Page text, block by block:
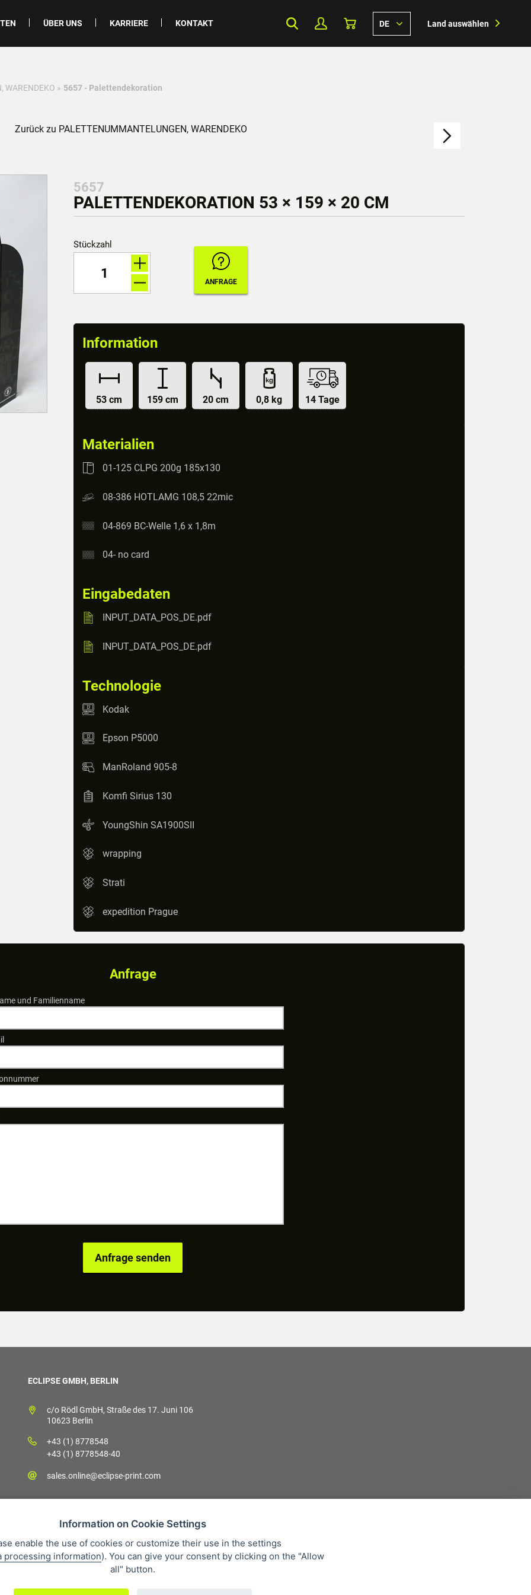
ÜBER UNS KARRIERE KONTAKT DE Land auswählen
WARENDEKO » 5657 - Palettendekoration
Zurück zu PALETTENUMMANTELUNGEN, WARENDEKO
5657
PALETTENDEKORATION 53 × 159 × 20 CM
Stückzahl
Information
53 cm 159 cm 20 cm 0,8 kg 14 Tage
Materialien
01-125 CLPG 200g 185x130
08-386 HOTLAMG 108,5 22mic
04-869 BC-Welle 1,6 x 1,8m
04- no card
Eingabedaten
INPUT_DATA_POS_DE.pdf
INPUT_DATA_POS_DE.pdf
Technologie
Kodak
Epson P5000
ManRoland 905-8
Komfi Sirius 130
YoungShin SA1900SII
wrapping
Strati
expedition Prague
Anfrage
und Familienname
ECLIPSE GMBH, BERLIN
c/o Rödl GmbH, Straße des 17. Juni 106
10623 Berlin
+43 (1) 8778548
+43 (1) 8778548-40
sales.online@eclipse-print.com
Datenschutz
Information on Cookie Settings
enable the use of cookies or customize their use in the settings
processing information). You can give your consent by clicking on the "Allow
all" button.